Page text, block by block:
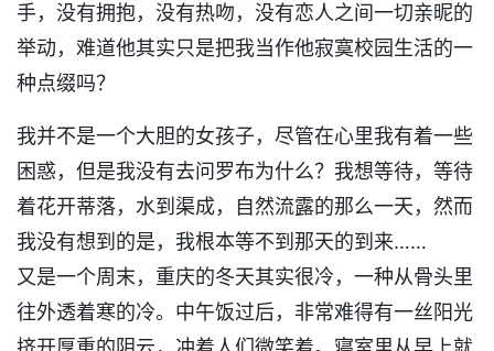
手，没有拥抱，没有热吻，没有恋人之间一切亲昵的
举动，难道他其实只是把我当作他寂寞校园生活的一
种点缀吗？
我并不是一个大胆的女孩子，尽管在心里我有着一些
困惑，但是我没有去问罗布为什么？我想等待，等待
着花开蒂落，水到渠成，自然流露的那么一天，然而
我没有想到的是，我根本等不到那天的到来……
又是一个周末，重庆的冬天其实很冷，一种从骨头里
往外透着寒的冷。中午饭过后，非常难得有一丝阳光